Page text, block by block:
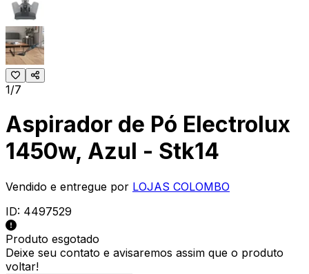
1/7
Aspirador de Pó Electrolux
1450w, Azul - Stk14
Vendido e entregue por LOJAS COLOMBO
ID: 4497529
Produto esgotado
Deixe seu contato e avisaremos assim que o produto
voltar!